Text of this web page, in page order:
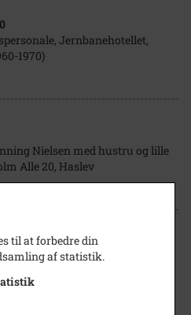
Jernbanehotellet,
1970)
Nielsen med hustru og lille
Alle 20, Haslev
Jernbanehotellet,
1970)
til at forbedre din
af statistik.